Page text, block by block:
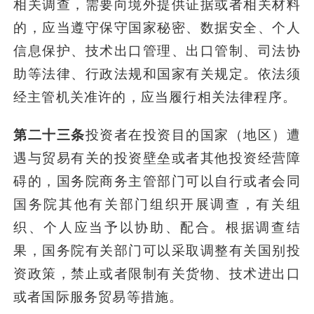
相关调查，需要向境外提供证据或者相关材料
的，应当遵守保守国家秘密、数据安全、个人
信息保护、技术出口管理、出口管制、司法协
助等法律、行政法规和国家有关规定。依法须
经主管机关准许的，应当履行相关法律程序。
第二十三条投资者在投资目的国家（地区）遭
遇与贸易有关的投资壁垒或者其他投资经营障
碍的，国务院商务主管部门可以自行或者会同
国务院其他有关部门组织开展调查，有关组
织、个人应当予以协助、配合。根据调查结
果，国务院有关部门可以采取调整有关国别投
资政策，禁止或者限制有关货物、技术进出口
或者国际服务贸易等措施。